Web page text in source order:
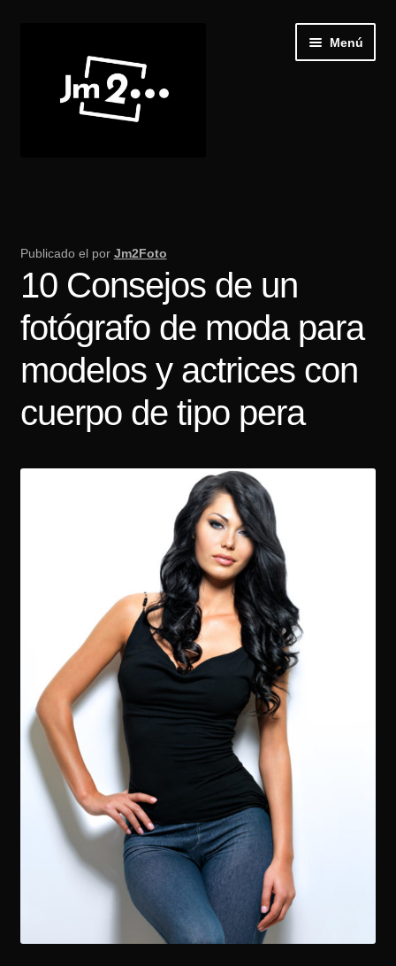
navegación
contenido
Menú
Recibir Castings
Publica tu casting
Blog
Tarifas
Publicado el por Jm2Foto
10 Consejos de un
fotógrafo de moda para
modelos y actrices con
cuerpo de tipo pera